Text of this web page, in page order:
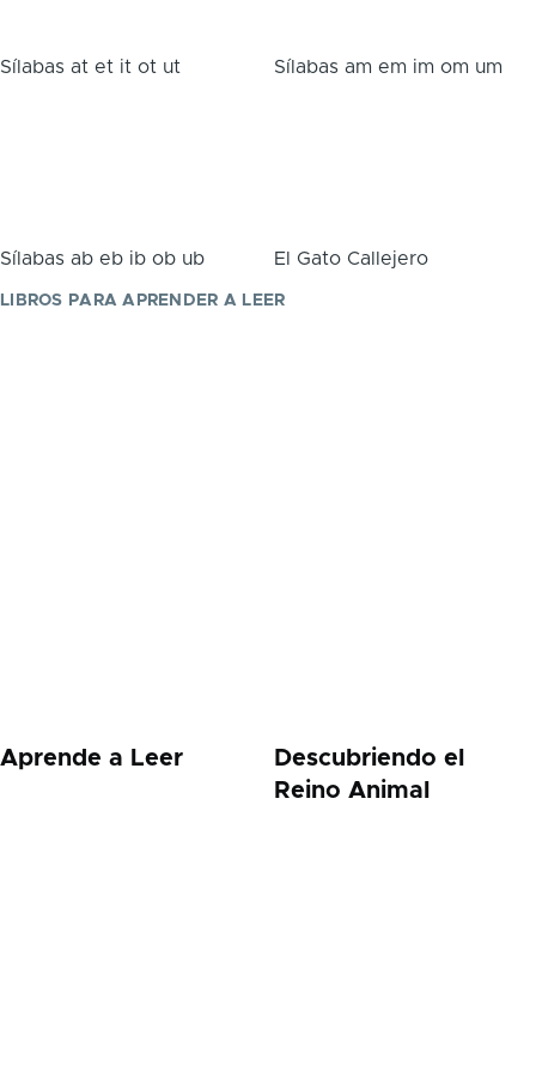
Sílabas at et it ot ut Sílabas am em im om um
Sílabas ab eb ib ob ub El Gato Callejero
LIBROS PARA APRENDER A LEER
Aprende a Leer
Descubriendo el
Reino Animal